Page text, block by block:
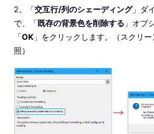
2。「交互行/列のシェーディング」ダ
で、「既存の背景色を削除する 」オプ
「OK 」をクリックします。（スクリ
照）